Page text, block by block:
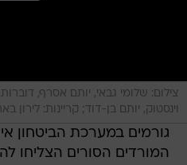
צילום: שלומי גבאי, יותם אסרף,
וינסטוק, יותם בן-דוד; קריינות: לירון
גורמים במערכת הביטחון
המורדים הסורים הצליחו